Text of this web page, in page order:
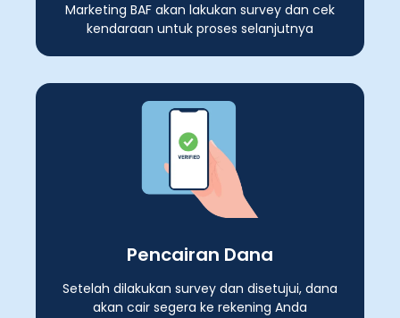
Marketing BAF akan lakukan survey dan cek
kendaraan untuk proses selanjutnya
Pencairan Dana
Setelah dilakukan survey dan disetujui, dana
akan cair segera ke rekening Anda